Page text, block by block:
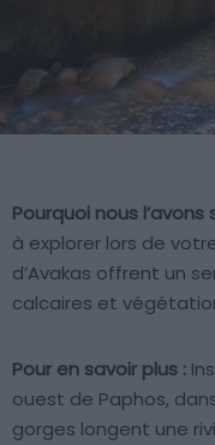
Pourquoi nous
à explorer lors de
d’Avakas offrent un
calcaires et
Pour en savoir plus :
ouest de Paphos,
gorges longent une